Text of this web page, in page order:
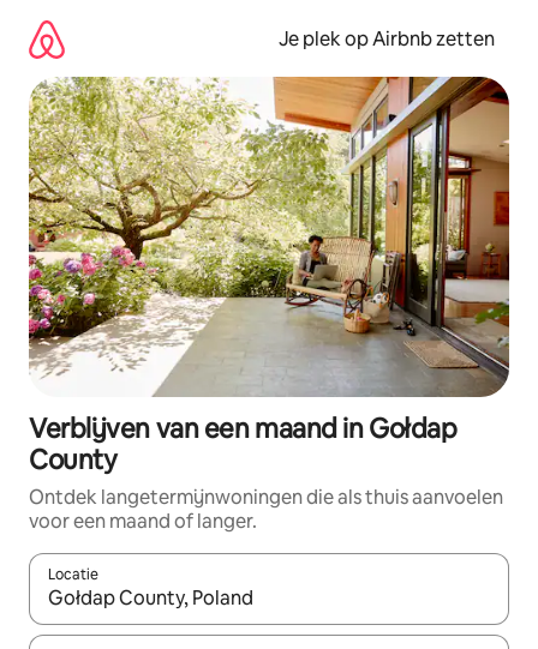
direct
naar
inhoud
Je plek op Airbnb zetten
Verblijven van een maand in Gołdap
County
Ontdek langetermijnwoningen die als thuis aanvoelen
voor een maand of langer.
Locatie
Wanneer er resultaten beschikbaar zijn, maak je een keuze